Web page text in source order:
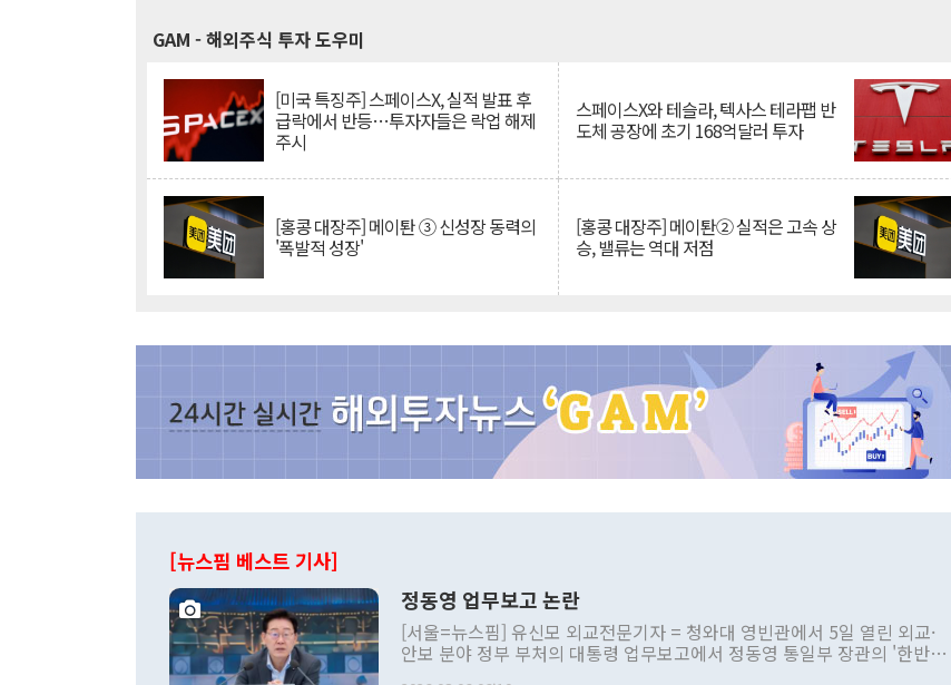
GAM - 해외주식 투자 도우미
[미국 특징주] 스페이스X, 실적 발표 후
급락에서 반등…투자자들은 락업 해제
주시
스페이스X와 테슬라, 텍사스 테라팹 반
도체 공장에 초기 168억달러 투자
[홍콩 대장주] 메이퇀 ③ 신성장 동력의
'폭발적 성장'
[홍콩 대장주] 메이퇀② 실적은 고속 상
승, 밸류는 역대 저점
[뉴스핌 베스트 기사]
정동영 업무보고 논란
[서울=뉴스핌] 유신모 외교전문기자 = 청와대 영빈관에서 5일 열린 외교·
안보 분야 정부 부처의 대통령 업무보고에서 정동영 통일부 장관의 '한반도